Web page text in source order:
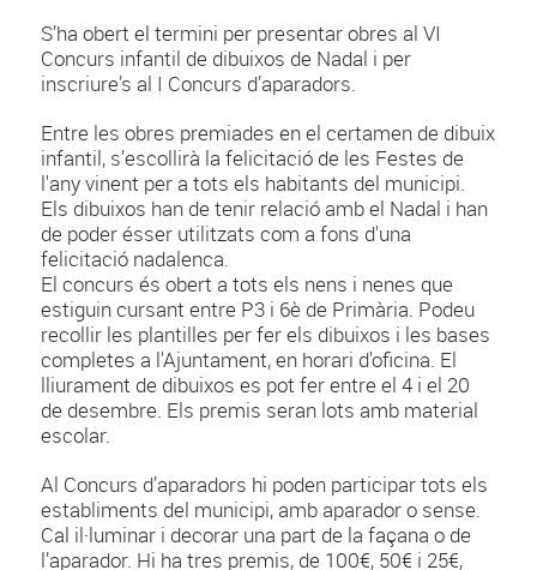
S’ha obert el termini per presentar obres al VI
Concurs infantil de dibuixos de Nadal i per
inscriure’s al I Concurs d’aparadors.
Entre les obres premiades en el certamen de dibuix
infantil, s’escollirà la felicitació de les Festes de
l'any vinent per a tots els habitants del municipi.
Els dibuixos han de tenir relació amb el Nadal i han
de poder ésser utilitzats com a fons d'una
felicitació nadalenca.
El concurs és obert a tots els nens i nenes que
estiguin cursant entre P3 i 6è de Primària. Podeu
recollir les plantilles per fer els dibuixos i les bases
completes a l'Ajuntament, en horari d'oficina. El
lliurament de dibuixos es pot fer entre el 4 i el 20
de desembre. Els premis seran lots amb material
escolar.
Al Concurs d’aparadors hi poden participar tots els
establiments del municipi, amb aparador o sense.
Cal il·luminar i decorar una part de la façana o de
l’aparador. Hi ha tres premis, de 100€, 50€ i 25€,